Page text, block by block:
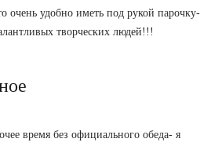
очень удобно иметь под рукой парочку-
творческих людей!!!
время без официального обеда- я